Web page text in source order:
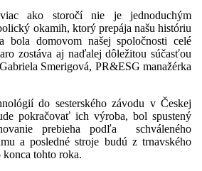
ako storočí nie je jednoduchým
okamih, ktorý prepája našu históriu
bola domovom našej spoločnosti celé
zostáva aj naďalej dôležitou súčasťou
Smerigová, PR&ESG manažérka
do sesterského závodu v Českej
pokračovať ich výroba, bol spustený
prebieha podľa
schváleného
a posledné stroje budú z trnavského
tohto roka.